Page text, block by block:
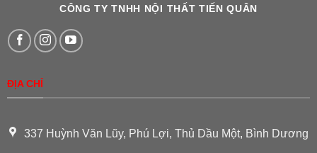
CÔNG TY TNHH NỘI THẤT TIẾN QUÂN
ĐỊA CHỈ
337 Huỳnh Văn Lũy, Phú Lợi, Thủ Dầu Một, Bình Dương